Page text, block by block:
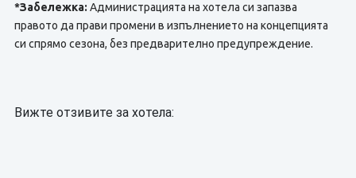
*Забележка: Администрацията на хотела си запазва
правото да прави промени в изпълнението на концепцията
си спрямо сезона, без предварително предупреждение.
Вижте отзивите за хотела: